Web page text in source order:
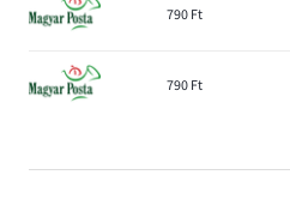
790 Ft
790 Ft